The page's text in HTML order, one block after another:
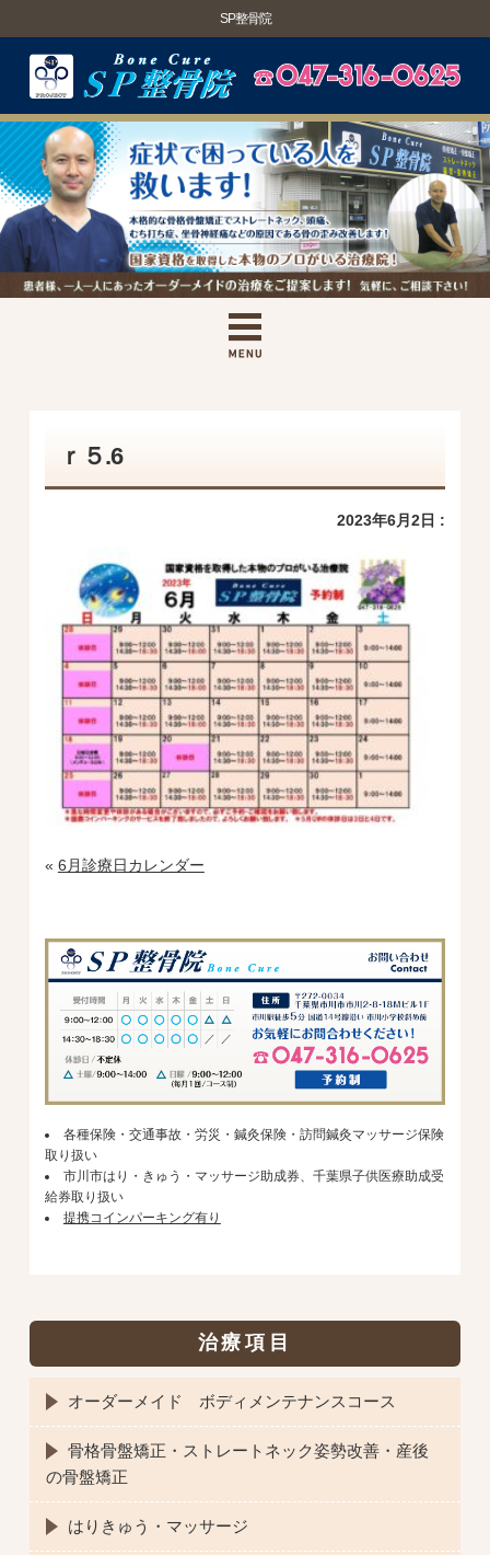
SP整骨院
ｒ５.6
2023年6月2日 :
« 6月診療日カレンダー
各種保険・交通事故・労災・鍼灸保険・訪問鍼灸マッサージ保険
取り扱い
市川市はり・きゅう・マッサージ助成券、千葉県子供医療助成受
給券取り扱い
提携コインパーキング有り
治療項目
オーダーメイド ボディメンテナンスコース
骨格骨盤矯正・ストレートネック姿勢改善・産後
の骨盤矯正
はりきゅう・マッサージ